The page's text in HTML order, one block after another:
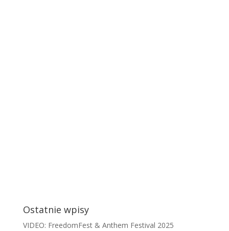
Ostatnie wpisy
VIDEO: FreedomFest & Anthem Festival 2025